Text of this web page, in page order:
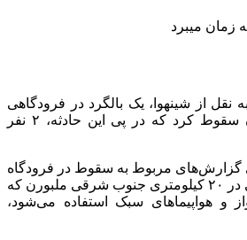
نقل از شینهوا ، یک بالگرد در فرودگاهی
در جنوب شرقی ملبورن سقوط کرد که در پی این حادثه، ۲ نفر
مربوط به سقوط در فرودگاه
، فرودگاه کوچکی در ۲۰ کیلومتری جنوب شرقی ملبورن که
و هواپیماهای سبک استفاده می‌شود،